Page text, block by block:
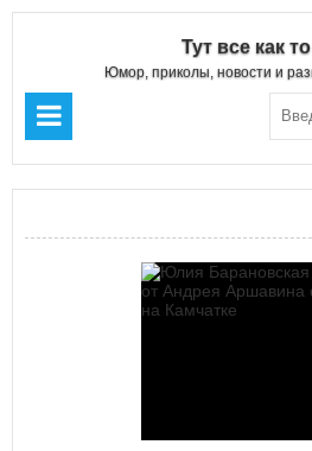
Тут все как
Юмор, приколы, новости и